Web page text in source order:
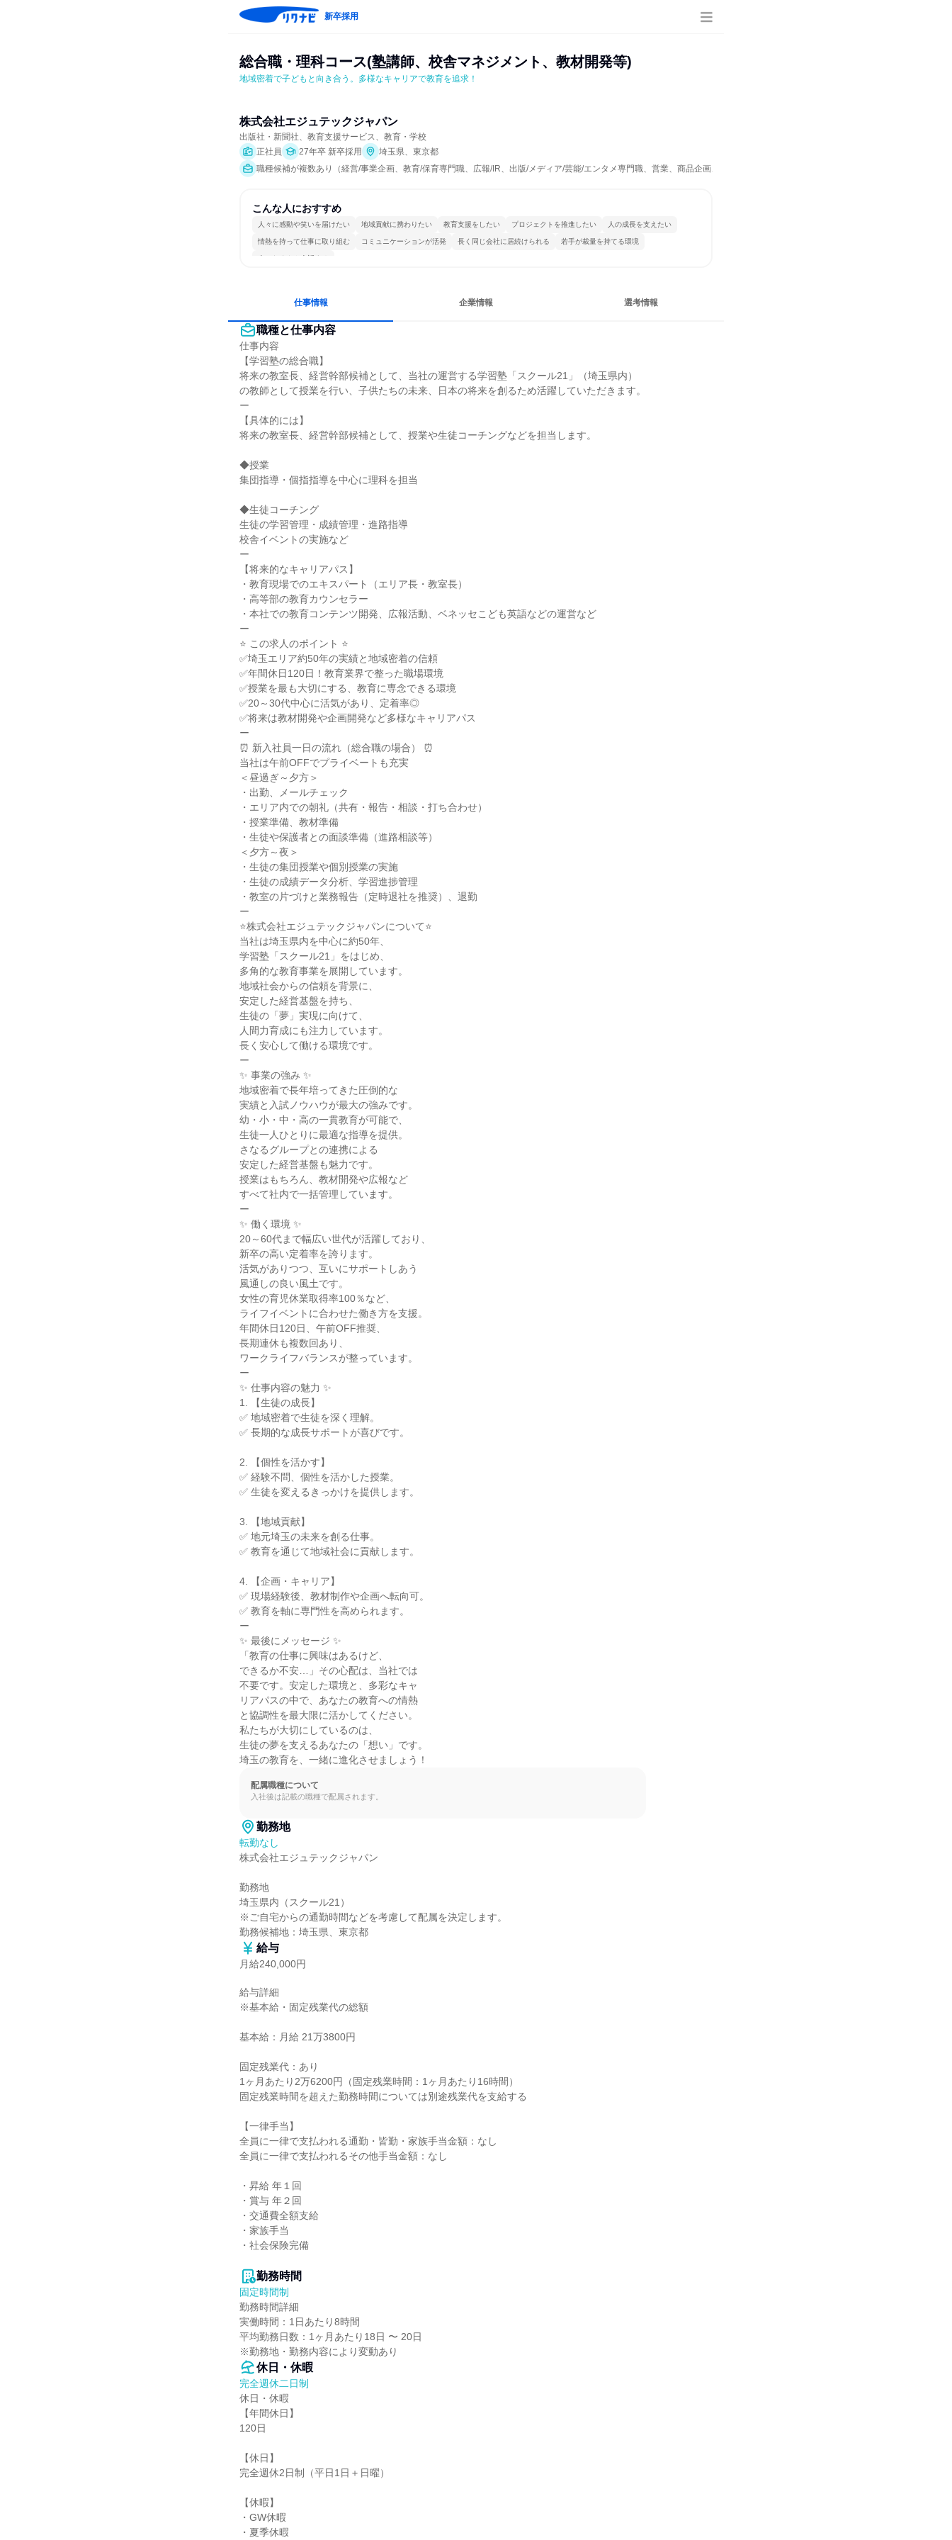
新卒採用
総合職・理科コース(塾講師、校舎マネジメント、教材開発等)
地域密着で子どもと向き合う。多様なキャリアで教育を追求！
株式会社エジュテックジャパン
出版社・新聞社、教育支援サービス、教育・学校
正社員
27年卒 新卒採用
埼玉県、東京都
職種候補が複数あり（経営/事業企画、教育/保育専門職、広報/IR、出版/メディア/芸能/エンタメ専門職、営業、商品企画、マーケティング・広告・宣伝）
こんな人におすすめ
人々に感動や笑いを届けたい 地域貢献に携わりたい 教育支援をしたい プロジェクトを推進したい 人の成長を支えたい
情熱を持って仕事に取り組む コミュニケーションが活発 長く同じ会社に居続けられる 若手が裁量を持てる環境
人とたくさん会話する
仕事情報 企業情報 選考情報
職種と仕事内容
仕事内容
【学習塾の総合職】
将来の教室長、経営幹部候補として、当社の運営する学習塾「スクール21」（埼玉県内）
の教師として授業を行い、子供たちの未来、日本の将来を創るため活躍していただきます。
ー
【具体的には】
将来の教室長、経営幹部候補として、授業や生徒コーチングなどを担当します。
◆授業
集団指導・個指指導を中心に理科を担当
◆生徒コーチング
生徒の学習管理・成績管理・進路指導
校舎イベントの実施など
ー
【将来的なキャリアパス】
・教育現場でのエキスパート（エリア長・教室長）
・高等部の教育カウンセラー
・本社での教育コンテンツ開発、広報活動、ベネッセこども英語などの運営など
ー
⭐ この求人のポイント ⭐
✅埼玉エリア約50年の実績と地域密着の信頼
✅年間休日120日！教育業界で整った職場環境
✅授業を最も大切にする、教育に専念できる環境
✅20～30代中心に活気があり、定着率◎
✅将来は教材開発や企画開発など多様なキャリアパス
ー
⏰ 新入社員一日の流れ（総合職の場合） ⏰
当社は午前OFFでプライベートも充実
＜昼過ぎ～夕方＞
・出勤、メールチェック
・エリア内での朝礼（共有・報告・相談・打ち合わせ）
・授業準備、教材準備
・生徒や保護者との面談準備（進路相談等）
＜夕方～夜＞
・生徒の集団授業や個別授業の実施
・生徒の成績データ分析、学習進捗管理
・教室の片づけと業務報告（定時退社を推奨）、退勤
ー
⭐株式会社エジュテックジャパンについて⭐
当社は埼玉県内を中心に約50年、
学習塾「スクール21」をはじめ、
多角的な教育事業を展開しています。
地域社会からの信頼を背景に、
安定した経営基盤を持ち、
生徒の「夢」実現に向けて、
人間力育成にも注力しています。
長く安心して働ける環境です。
ー
✨ 事業の強み ✨
地域密着で長年培ってきた圧倒的な
実績と入試ノウハウが最大の強みです。
幼・小・中・高の一貫教育が可能で、
生徒一人ひとりに最適な指導を提供。
さなるグループとの連携による
安定した経営基盤も魅力です。
授業はもちろん、教材開発や広報など
すべて社内で一括管理しています。
ー
✨ 働く環境 ✨
20～60代まで幅広い世代が活躍しており、
新卒の高い定着率を誇ります。
活気がありつつ、互いにサポートしあう
風通しの良い風土です。
女性の育児休業取得率100％など、
ライフイベントに合わせた働き方を支援。
年間休日120日、午前OFF推奨、
長期連休も複数回あり、
ワークライフバランスが整っています。
ー
✨ 仕事内容の魅力 ✨
1. 【生徒の成長】
✅ 地域密着で生徒を深く理解。
✅ 長期的な成長サポートが喜びです。
2. 【個性を活かす】
✅ 経験不問、個性を活かした授業。
✅ 生徒を変えるきっかけを提供します。
3. 【地域貢献】
✅ 地元埼玉の未来を創る仕事。
✅ 教育を通じて地域社会に貢献します。
4. 【企画・キャリア】
✅ 現場経験後、教材制作や企画へ転向可。
✅ 教育を軸に専門性を高められます。
ー
✨ 最後にメッセージ ✨
「教育の仕事に興味はあるけど、
できるか不安…」その心配は、当社では
不要です。安定した環境と、多彩なキャ
リアパスの中で、あなたの教育への情熱
と協調性を最大限に活かしてください。
私たちが大切にしているのは、
生徒の夢を支えるあなたの「想い」です。
埼玉の教育を、一緒に進化させましょう！
配属職種について
入社後は記載の職種で配属されます。
勤務地
転勤なし
株式会社エジュテックジャパン
勤務地
埼玉県内（スクール21）
※ご自宅からの通勤時間などを考慮して配属を決定します。
勤務候補地：埼玉県、東京都
給与
月給240,000円
給与詳細
※基本給・固定残業代の総額
基本給：月給 21万3800円
固定残業代：あり
1ヶ月あたり2万6200円（固定残業時間：1ヶ月あたり16時間）
固定残業時間を超えた勤務時間については別途残業代を支給する
【一律手当】
全員に一律で支払われる通勤・皆勤・家族手当金額：なし
全員に一律で支払われるその他手当金額：なし
・昇給 年１回
・賞与 年２回
・交通費全額支給
・家族手当
・社会保険完備
勤務時間
固定時間制
勤務時間詳細
実働時間：1日あたり8時間
平均勤務日数：1ヶ月あたり18日 〜 20日
※勤務地・勤務内容により変動あり
休日・休暇
完全週休二日制
休日・休暇
【年間休日】
120日
【休日】
完全週休2日制（平日1日＋日曜）
【休暇】
・GW休暇
・夏季休暇